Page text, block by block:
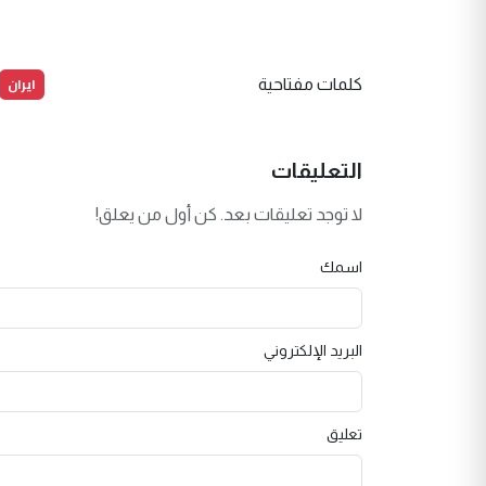
كلمات مفتاحية ايران
التعليقات
لا توجد تعليقات بعد. كن أول من يعلق!
اسمك
البريد الإلكتروني
تعليق